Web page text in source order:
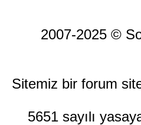
2007-2025 ©
Sitemiz bir forum
5651 sayılı